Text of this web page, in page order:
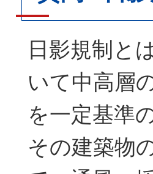
日影規制と
いて中高層
を一定基準
その建築物